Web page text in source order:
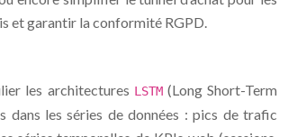
et garantir la conformité RGPD.
les architectures LSTM(Long Short-Term
dans les séries de données : pics de trafic